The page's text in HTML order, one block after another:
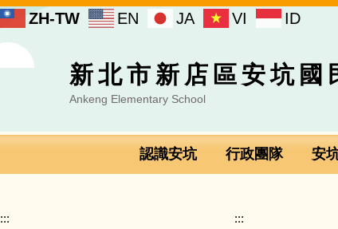
跳
到
主
ZH-TW EN JA VI ID
新北市新店區安坑國
Ankeng Elementary School
認識安坑 行政團隊 安
::: :::